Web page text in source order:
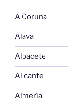
A Coruña
Alava
Albacete
Alicante
Almería